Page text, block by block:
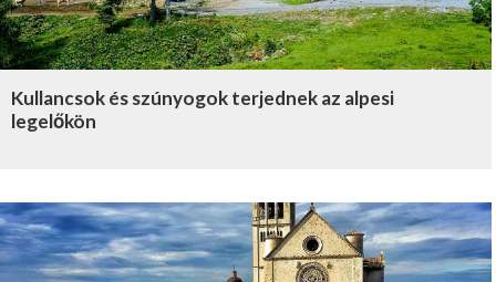
Kullancsok és szúnyogok terjednek az alpesi
legelőkön